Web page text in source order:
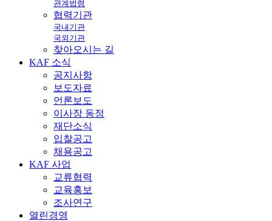
관계법령
협력기관
국내기관
국외기관
찾아오시는 길
KAF 소식
공지사항
보도자료
언론보도
이사장 동정
재단소식
입찰공고
채용공고
KAF 사업
교류협력
교육홍보
조사연구
열린경영